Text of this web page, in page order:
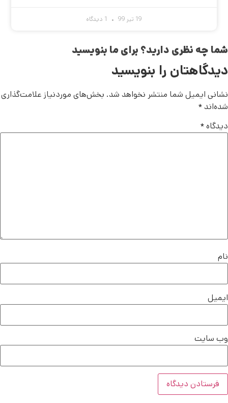
19 تیر 99
شما چه نظری دارید؟ برای ما بنویسید
دیدگاهتان را بنویسید
نشانی ایمیل شما منتشر نخواهد شد. بخش‌های موردنیاز علامت‌گذاری
شده‌اند*
دیدگاه*
نام
ایمیل
وب‌ سایت